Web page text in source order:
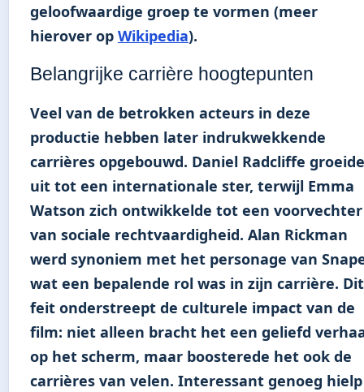
geloofwaardige groep te vormen (meer
hierover op Wikipedia).
Belangrijke carrière hoogtepunten
Veel van de betrokken acteurs in deze
productie hebben later indrukwekkende
carrières opgebouwd. Daniel Radcliffe groeide
uit tot een internationale ster, terwijl Emma
Watson zich ontwikkelde tot een voorvechter
van sociale rechtvaardigheid. Alan Rickman
werd synoniem met het personage van
wat een bepalende rol was in zijn carrière. Dit
feit onderstreept de culturele impact van de
film: niet alleen bracht het een geliefd
op het scherm, maar boosterede het ook de
carrières van velen. Interessant genoeg hielp